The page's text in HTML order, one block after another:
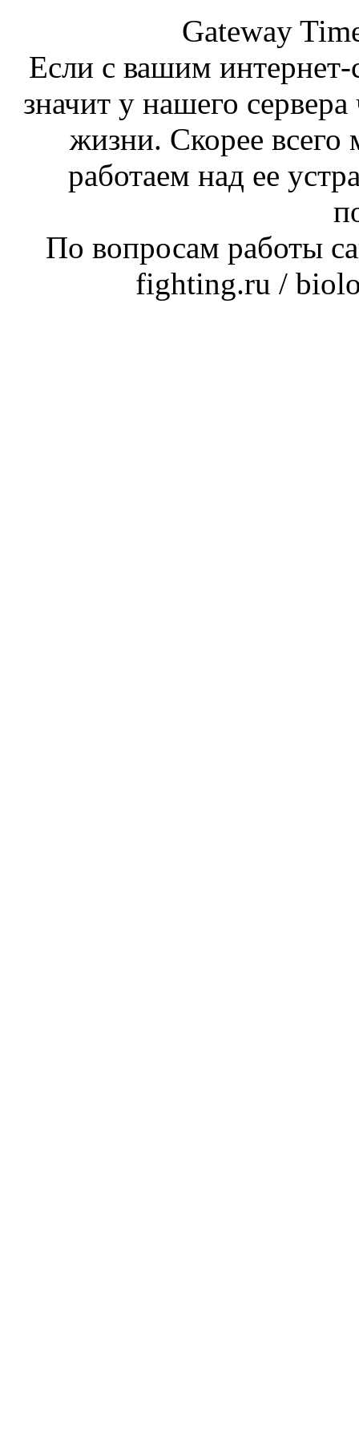
Gateway
Если с вашим интернет-
значит у нашего
жизни. Скорее
работаем над ее
По вопросам работы
fighting.ru /